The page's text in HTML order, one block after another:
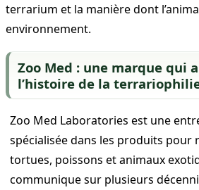
terrarium et la manière dont
environnement.
Zoo Med : une marque qui
l’histoire de la
Zoo Med Laboratories est une
spécialisée dans les produits pour
tortues, poissons et animaux
communique sur plusieurs